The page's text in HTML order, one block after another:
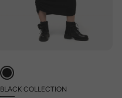
BLACK COLLECTION